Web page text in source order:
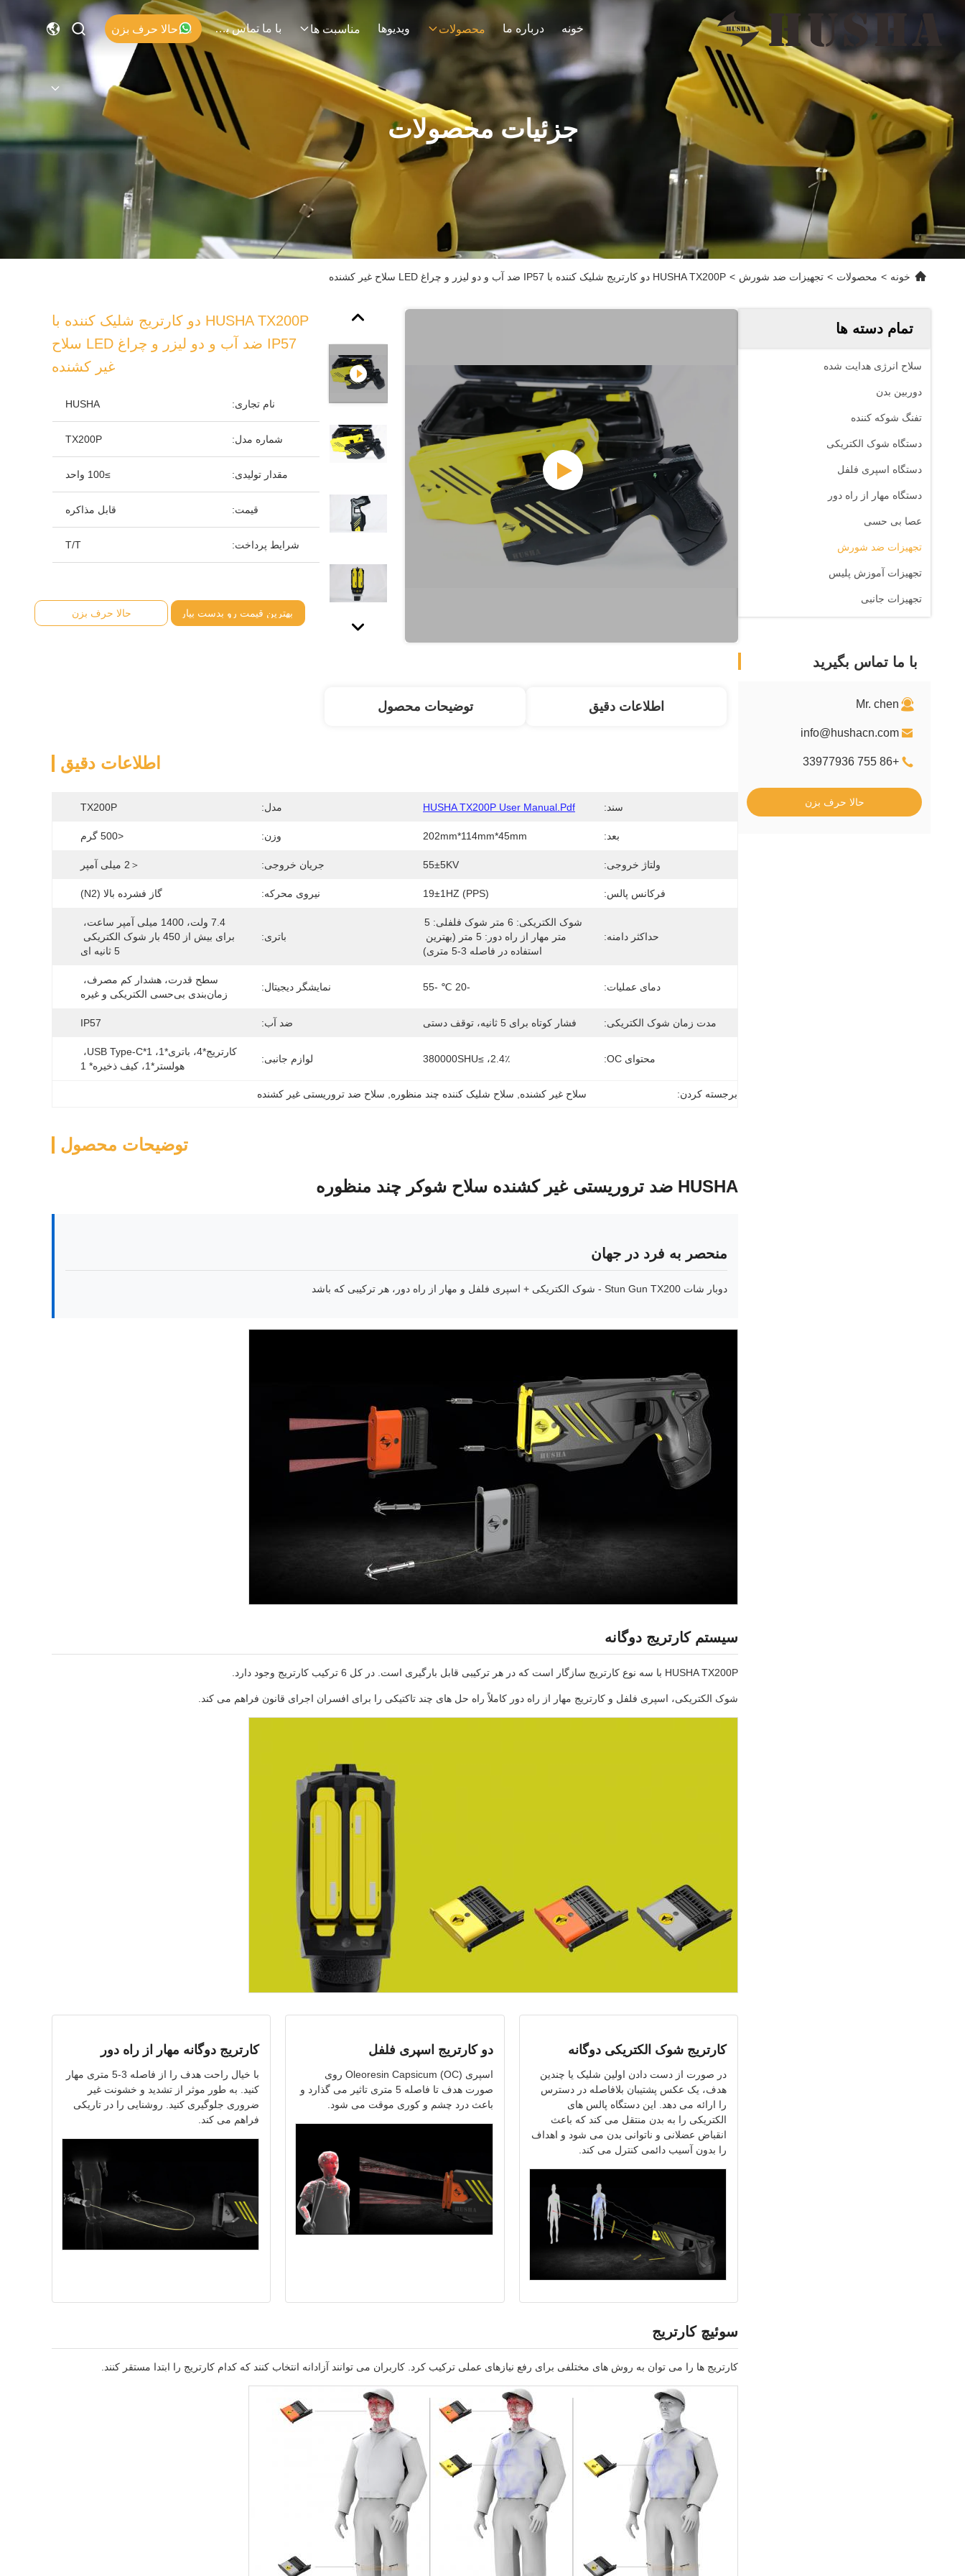
خونه درباره ما محصولات ویدیوها مناسبت ها با ما تماس بگیرید حالا حرف بزن
جزئیات محصولات
خونه > محصولات > تجهیزات ضد شورش > HUSHA TX200P دو کارتریج شلیک کننده با IP57 ضد آب و دو لیزر و چراغ LED سلاح غیر کشنده
تمام دسته ها
سلاح انرژی هدایت شده
دوربین بدن
تفنگ شوکه کننده
دستگاه شوک الکتریکی
دستگاه اسپری فلفل
دستگاه مهار از راه دور
عصا بی حسی
تجهیزات ضد شورش
تجهیزات آموزش پلیس
تجهیزات جانبی
با ما تماس بگیرید
Mr. chen
info@hushacn.com
+86 755 33977936
حالا حرف بزن
HUSHA TX200P دو کارتریج شلیک کننده با
IP57 ضد آب و دو لیزر و چراغ LED سلاح
غیر کشنده
نام تجاری: HUSHA
شماره مدل: TX200P
مقدار تولیدی: ≥100 واحد
قیمت: قابل مذاکره
شرایط پرداخت: T/T
بهترین قیمت رو بدست بیار حالا حرف بزن
اطلاعات دقیق توضیحات محصول
اطلاعات دقیق
سند: HUSHA TX200P User Manual.pdf مدل: TX200P
بعد: 202mm*114mm*45mm وزن: <500 گرم
ولتاژ خروجی: 55±5KV جریان خروجی: ＜2 میلی آمپر
فرکانس پالس: 19±1HZ (PPS) نیروی محرکه: گاز فشرده بالا (N2)
حداکثر دامنه:
استفاده در فاصله 3-5 متری)
باتری:
5 ثانیه ای
دمای عملیات: -20 ℃ -55 نمایشگر دیجیتال:
زمان‌بندی بی‌حسی الکتریکی و غیره
مدت زمان شوک الکتریکی: فشار کوتاه برای 5 ثانیه، توقف دستی ضد آب: IP57
محتوای OC: 2.4٪، ≥380000SHU لوازم جانبی:
هولستر*1، کیف ذخیره* 1
برجسته کردن: سلاح غیر کشنده سلاح شلیک کننده چند منظوره سلاح ضد تروریستی غیر کشنده
توضیحات محصول
HUSHA ضد تروریستی غیر کشنده سلاح شوکر چند منظوره
منحصر به فرد در جهان
دوبار شات Stun Gun TX200 - شوک الکتریکی + اسپری فلفل و مهار از راه دور، هر ترکیبی که باشد
سیستم کارتریج دوگانه
HUSHA TX200P با سه نوع کارتریج سازگار است که در هر ترکیبی قابل بارگیری است. در کل 6 ترکیب کارتریج وجود دارد.
شوک الکتریکی، اسپری فلفل و کارتریج مهار از راه دور کاملاً راه حل های چند تاکتیکی را برای افسران اجرای قانون فراهم می کند.
کارتریج شوک الکتریکی دوگانه
در صورت از دست دادن اولین شلیک یا چندین
هدف، یک عکس پشتیبان بلافاصله در دسترس
را ارائه می دهد. این دستگاه پالس های
الکتریکی را به بدن منتقل می کند که باعث
انقباض عضلانی و ناتوانی بدن می شود و اهداف
را بدون آسیب دائمی کنترل می کند.
دو کارتریج اسپری فلفل
اسپری Oleoresin Capsicum (OC) روی
صورت هدف تا فاصله 5 متری تاثیر می گذارد و
باعث درد چشم و کوری موقت می شود.
کارتریج دوگانه مهار از راه دور
با خیال راحت هدف را از فاصله 3-5 متری مهار
کنید. به طور موثر از تشدید و خشونت غیر
ضروری جلوگیری کنید. روشنایی را در تاریکی
فراهم می کند.
سوئیچ کارتریج
کارتریج ها را می توان به روش های مختلفی برای رفع نیازهای عملی ترکیب کرد. کاربران می توانند آزادانه انتخاب کنند که کدام کارتریج را ابتدا مستقر کنند.